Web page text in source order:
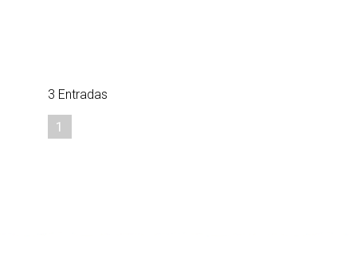
3 Entradas
1